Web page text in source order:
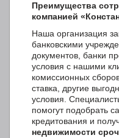
Преимущества
компанией
Наша организация
банковскими
документов, банки
условия с нашими
комиссионных
ставка, другие
условия.
помогут подобрать
кредитования и
недвижимости